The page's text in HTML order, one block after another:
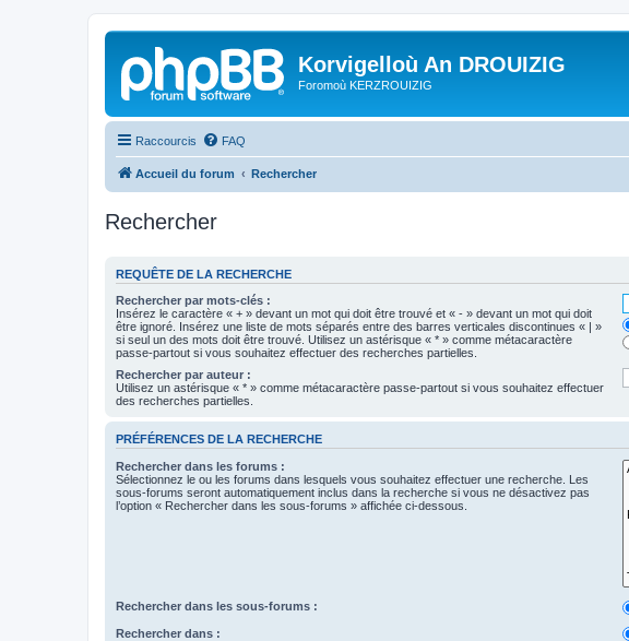
Korvigelloù An DROUIZIG
Foromoù KERZROUIZIG
Raccourcis FAQ
Accueil du forum Rechercher
Rechercher
REQUÊTE DE LA RECHERCHE
Rechercher par mots-clés :
Insérez le caractère « + » devant un mot qui doit être trouvé et « - » devant un mot qui doit
être ignoré. Insérez une liste de mots séparés entre des barres verticales discontinues « | »
si seul un des mots doit être trouvé. Utilisez un astérisque « * » comme métacaractère
passe-partout si vous souhaitez effectuer des recherches partielles.
Rechercher par auteur :
Utilisez un astérisque « * » comme métacaractère passe-partout si vous souhaitez effectuer
des recherches partielles.
PRÉFÉRENCES DE LA RECHERCHE
Rechercher dans les forums :
Sélectionnez le ou les forums dans lesquels vous souhaitez effectuer une recherche. Les
sous-forums seront automatiquement inclus dans la recherche si vous ne désactivez pas
l’option « Rechercher dans les sous-forums » affichée ci-dessous.
Rechercher dans les sous-forums :
Rechercher dans :